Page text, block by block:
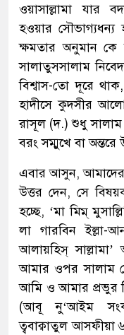
ওয়াসাল্লামা যার
হওয়ার
ক্ষমতার অনুমান কে
সালাতুসসালাম
বিশ্বাস-তো দূরে
হাদীসে কুদসীর
রাসূল (দ.) শুধু সালাম
বরং সম্মুখে বা
এবার আসুন, আমাদের
উত্তর দেন, সে
হচ্ছে, ‘মা মিম্
লা গারবিন ইল্লা-
আলায়হিস্
আমার ওপর সালাম
আমি ও আমার প্রভুর
(আবূ নু‘আইম
ত্ববাক্বাতুল আসফীয়া